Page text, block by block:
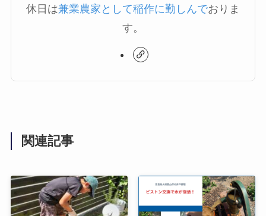
休日は兼業農家として稲作に勤しんでおりま
す。
関連記事